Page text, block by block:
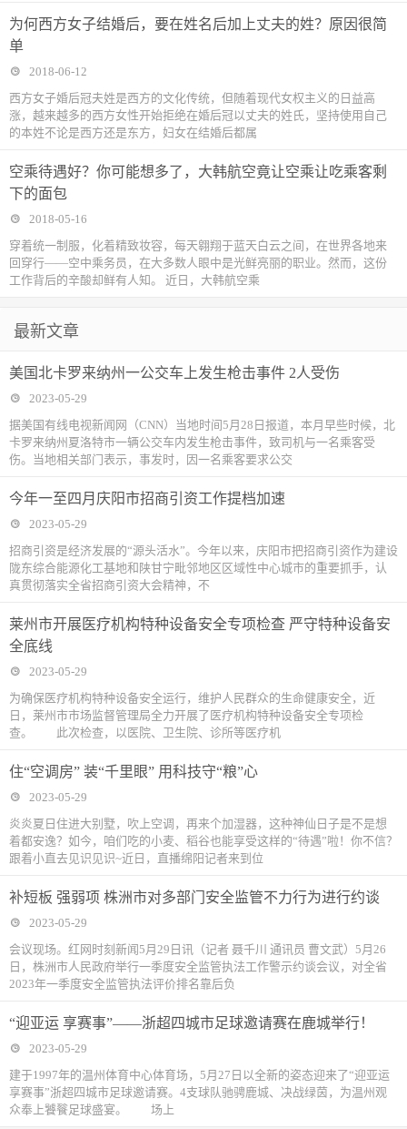
为何西方女子结婚后，要在姓名后加上丈夫的姓？原因很简
单
2018-06-12
西方女子婚后冠夫姓是西方的文化传统，但随着现代女权主义的日益高
涨，越来越多的西方女性开始拒绝在婚后冠以丈夫的姓氏，坚持使用自己
的本姓不论是西方还是东方，妇女在结婚后都属
空乘待遇好？你可能想多了，大韩航空竟让空乘让吃乘客剩
下的面包
2018-05-16
穿着统一制服，化着精致妆容，每天翱翔于蓝天白云之间，在世界各地来
回穿行——空中乘务员，在大多数人眼中是光鲜亮丽的职业。然而，这份
工作背后的辛酸却鲜有人知。 近日，大韩航空乘
最新文章
美国北卡罗来纳州一公交车上发生枪击事件 2人受伤
2023-05-29
据美国有线电视新闻网（CNN）当地时间5月28日报道，本月早些时候，北
卡罗来纳州夏洛特市一辆公交车内发生枪击事件，致司机与一名乘客受
伤。当地相关部门表示，事发时，因一名乘客要求公交
今年一至四月庆阳市招商引资工作提档加速
2023-05-29
招商引资是经济发展的“源头活水”。今年以来，庆阳市把招商引资作为建设
陇东综合能源化工基地和陕甘宁毗邻地区区域性中心城市的重要抓手，认
真贯彻落实全省招商引资大会精神，不
莱州市开展医疗机构特种设备安全专项检查 严守特种设备安
全底线
2023-05-29
为确保医疗机构特种设备安全运行，维护人民群众的生命健康安全，近
日，莱州市市场监督管理局全力开展了医疗机构特种设备安全专项检
查。 此次检查，以医院、卫生院、诊所等医疗机
住“空调房” 装“千里眼” 用科技守“粮”心
2023-05-29
炎炎夏日住进大别墅，吹上空调，再来个加湿器，这种神仙日子是不是想
着都安逸？如今，咱们吃的小麦、稻谷也能享受这样的“待遇”啦！你不信？
跟着小直去见识见识~近日，直播绵阳记者来到位
补短板 强弱项 株洲市对多部门安全监管不力行为进行约谈
2023-05-29
会议现场。红网时刻新闻5月29日讯（记者 聂千川 通讯员 曹文武）5月26
日，株洲市人民政府举行一季度安全监管执法工作警示约谈会议，对全省
2023年一季度安全监管执法评价排名靠后负
“迎亚运 享赛事”——浙超四城市足球邀请赛在鹿城举行！
2023-05-29
建于1997年的温州体育中心体育场，5月27日以全新的姿态迎来了“迎亚运
享赛事”浙超四城市足球邀请赛。4支球队驰骋鹿城、决战绿茵，为温州观
众奉上饕餮足球盛宴。 场上